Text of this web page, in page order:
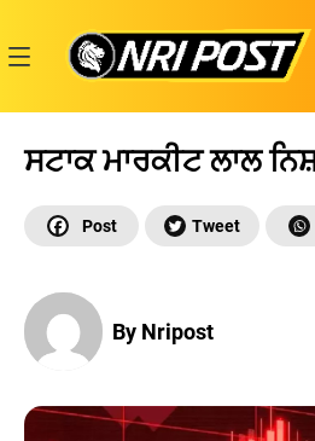
content
ਸਟਾਕ ਮਾਰਕੀਟ ਲਾਲ
By Nripost